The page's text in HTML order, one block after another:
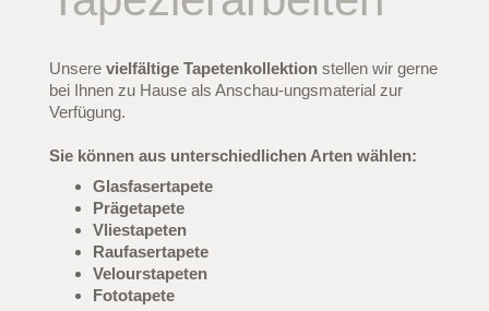
Unsere vielfältige Tapetenkollektion stellen wir gerne
bei Ihnen zu Hause als Anschau-ungsmaterial zur
Verfügung.
Sie können aus unterschiedlichen Arten wählen:
Glasfasertapete
Prägetapete
Vliestapeten
Raufasertapete
Velourstapeten
Fototapete